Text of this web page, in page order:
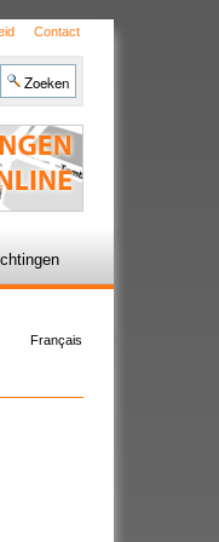
Contact
Français